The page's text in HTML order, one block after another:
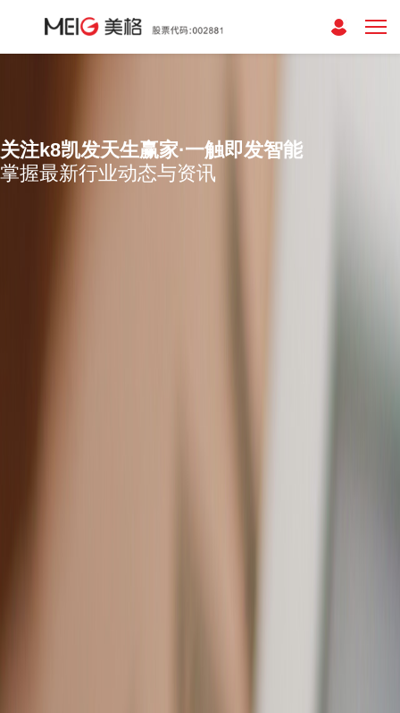
关注k8凯发天生赢家·一触即发智能
掌握最新行业动态与资讯